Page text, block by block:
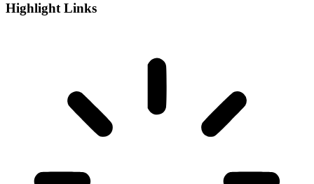
Highlight Links